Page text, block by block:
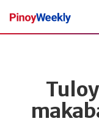
Pinoy
Weekly